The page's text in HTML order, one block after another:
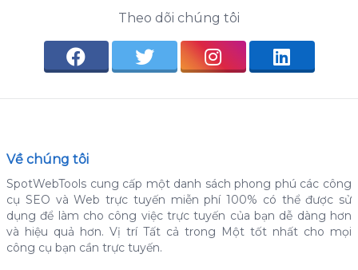
Theo dõi chúng tôi
Về chúng tôi
SpotWebTools cung cấp một danh sách phong phú các công
cụ SEO và Web trực tuyến miễn phí 100% có thể được sử
dụng để làm cho công việc trực tuyến của bạn dễ dàng hơn
và hiệu quả hơn. Vị trí Tất cả trong Một tốt nhất cho mọi
công cụ bạn cần trực tuyến.